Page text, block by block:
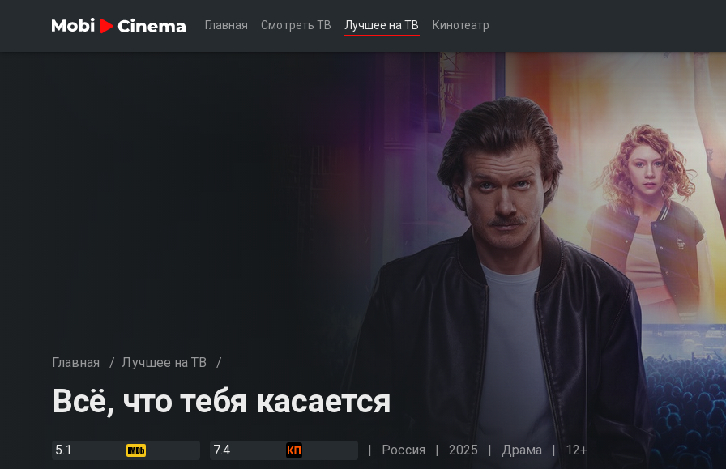
Главная Смотреть ТВ Лучшее на ТВ Кинотеатр
Главная / Лучшее на ТВ /
Всё, что тебя касается
5.1 7.4 Россия 2025 Драма 12+